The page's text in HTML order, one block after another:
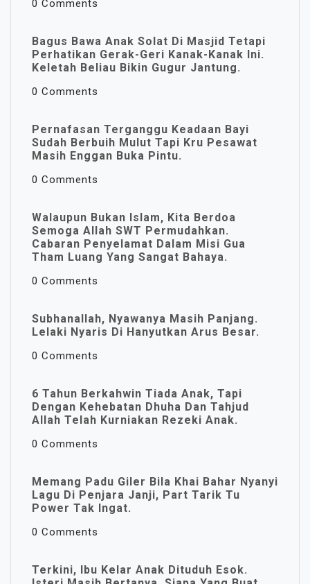
0 Comments
Bagus Bawa Anak Solat Di Masjid Tetapi
Perhatikan Gerak-Geri Kanak-Kanak Ini.
Keletah Beliau Bikin Gugur Jantung.
0 Comments
Pernafasan Terganggu Keadaan Bayi
Sudah Berbuih Mulut Tapi Kru Pesawat
Masih Enggan Buka Pintu.
0 Comments
Walaupun Bukan Islam, Kita Berdoa
Semoga Allah SWT Permudahkan.
Cabaran Penyelamat Dalam Misi Gua
Tham Luang Yang Sangat Bahaya.
0 Comments
Subhanallah, Nyawanya Masih Panjang.
Lelaki Nyaris Di Hanyutkan Arus Besar.
0 Comments
6 Tahun Berkahwin Tiada Anak, Tapi
Dengan Kehebatan Dhuha Dan Tahjud
Allah Telah Kurniakan Rezeki Anak.
0 Comments
Memang Padu Giler Bila Khai Bahar Nyanyi
Lagu Di Penjara Janji, Part Tarik Tu
Power Tak Ingat.
0 Comments
Terkini, Ibu Kelar Anak Dituduh Esok.